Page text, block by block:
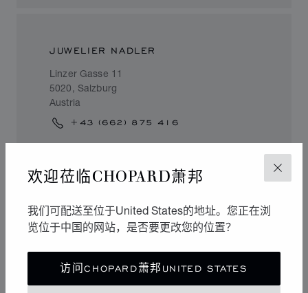
关闭
欢迎莅临CHOPARD萧邦
我们可配送至位于United States的地址。您正在浏
览位于中国的网站，是否要更改您的位置？
访问CHOPARD萧邦UNITED STATES
JUWELIER NADLER
Linzer Gasse 11
5020, Salzburg
Austria
+43 (662) 875 416
Innsbrucker Strasse 22